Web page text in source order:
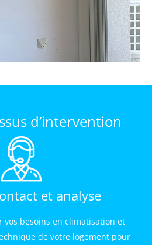
d’intervention
et analyse
vos besoins en climatisation et
de votre logement pour